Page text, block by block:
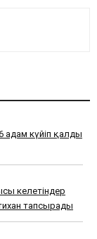
адам күйіп қалды
келетіндер
тапсырады